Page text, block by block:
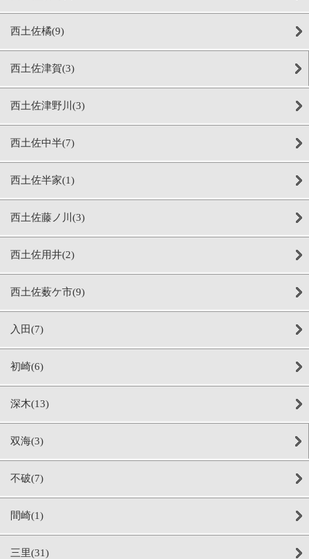
西土佐橘(9)
西土佐津賀(3)
西土佐津野川(3)
西土佐中半(7)
西土佐半家(1)
西土佐藤ノ川(3)
西土佐用井(2)
西土佐薮ケ市(9)
入田(7)
初崎(6)
深木(13)
双海(3)
不破(7)
間崎(1)
三里(31)